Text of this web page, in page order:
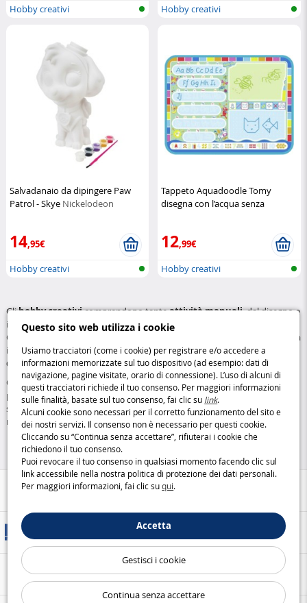
Questo sito web utilizza i cookie
Usiamo tracciatori (come i cookie) per registrare e/o accedere a
informazioni memorizzate sul tuo dispositivo (ad esempio: dati di
navigazione, pagine visitate, orario di connessione). L’uso di alcuni di
questi tracciatori richiede il tuo consenso. Per maggiori informazioni
sulle finalità, basate sul tuo consenso, fai clic su link.
Alcuni cookie sono necessari per il corretto funzionamento del sito e
dei nostri servizi. Il consenso non è necessario per questi cookie.
Cliccando su “Continua senza accettare”, rifiuterai i cookie che
richiedono il tuo consenso.
Puoi revocare il tuo consenso in qualsiasi momento facendo clic sul
link accessibile nella nostra politica di protezione dei dati personali.
Per maggiori informazioni, fai clic suqui.
Accetta
Gestisci i cookie
Continua senza accettare
Hobby creativi
Hobby creativi
Salvadanaio da dipingere Paw
Patrol - Skye Nickelodeon
14,95€
Hobby creativi
Tappeto Aquadoodle Tomy
disegna con l’acqua senza
12,99€
Hobby creativi
Glihobby creativicomprendono tanteattività manuali, dal disegno e
il fai da te fino alla creazione di gioielli e decorazioni personalizzate.
Consentono a tutti, adulti e bambini, di esprimere liberamente la propria
immaginazione sviluppando allo stesso tempo abilità come la
concentrazione e la destrezza.
Oltre ai classici kit creativi, troverai ancheoggetti da personalizzare
perfetti per realizzarepezzi unici e su misura. Queste attività
stimolanti uniscono divertimento, creatività e originalità per momenti di
relax e soddisfazione personale.
Aiuto / Contatti
Metodi di consegna
Pagamento sicuro